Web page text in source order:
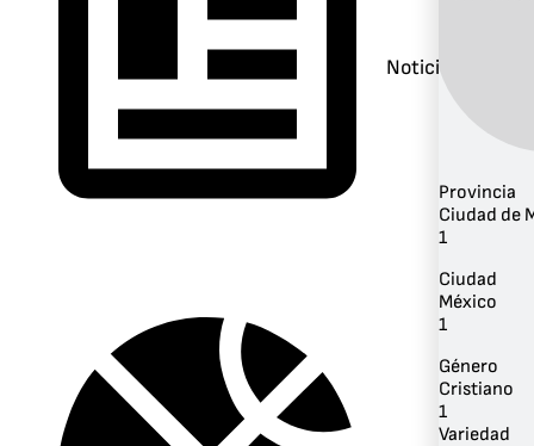
Noticias
Provincia
Ciudad de
1
Ciudad
México
1
Género
Cristiano
1
Variedad